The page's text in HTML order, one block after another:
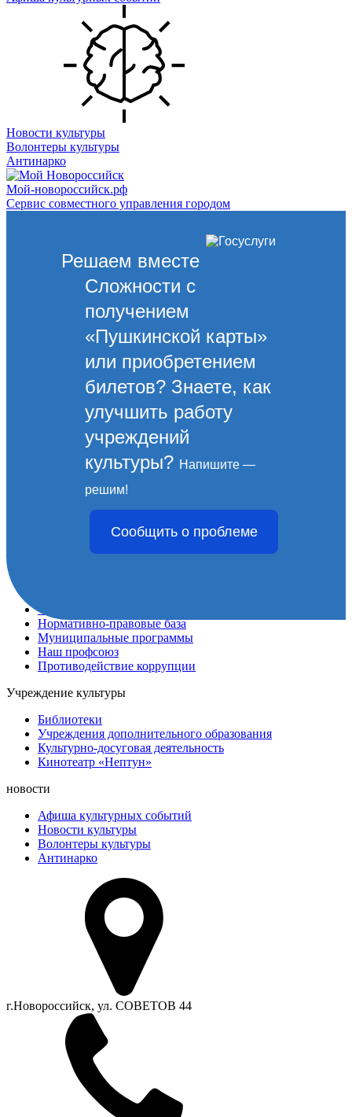
Новости культуры
Волонтеры культуры
Антинарко
Мой-новороссийск.рф
Сервис совместного управления городом
Решаем вместе
Сложности с
получением
«Пушкинской карты»
или приобретением
билетов? Знаете, как
улучшить работу
учреждений
культуры? Напишите —
решим!
Сообщить о проблеме
Спасибо городу. Культура!
Управление культуры
Фестивали и конкурсы
Нормативно-правовые база
Муниципальные программы
Наш профсоюз
Противодействие коррупции
Учреждение культуры
Библиотеки
Учреждения дополнительного образования
Культурно-досуговая деятельность
Кинотеатр «Нептун»
новости
Афиша культурных событий
Новости культуры
Волонтеры культуры
Антинарко
г.Новороссийск, ул. СОВЕТОВ 44